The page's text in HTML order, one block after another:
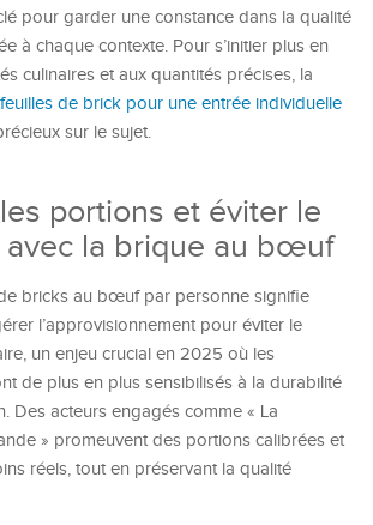
pour garder une constance dans la qualité
à chaque contexte. Pour s’initier plus en
culinaires et aux quantités précises, la
de brick pour une entrée individuelle
sur le sujet.
portions et éviter le
avec la brique au bœuf
bricks au bœuf par personne signifie
l’approvisionnement pour éviter le
un enjeu crucial en 2025 où les
de plus en plus sensibilisés à la durabilité
Des acteurs engagés comme « La
» promeuvent des portions calibrées et
réels, tout en préservant la qualité